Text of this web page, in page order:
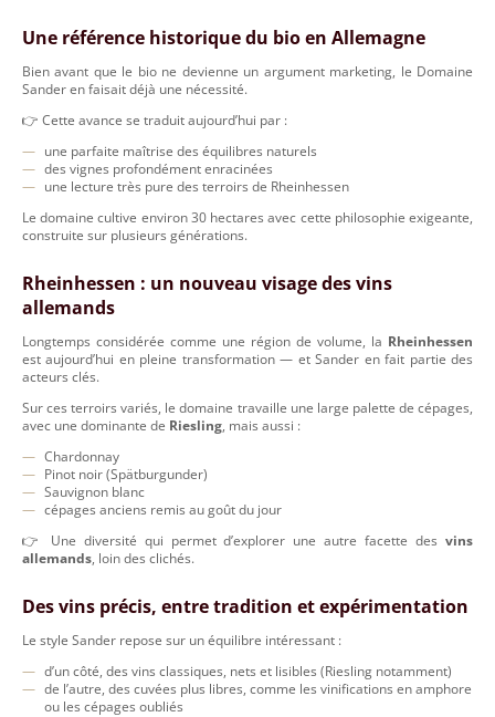
Une référence historique du bio en Allemagne
Bien avant que le bio ne devienne un argument marketing, le Domaine
Sander en faisait déjà une nécessité.
👉 Cette avance se traduit aujourd’hui par :
une parfaite maîtrise des équilibres naturels
des vignes profondément enracinées
une lecture très pure des terroirs de Rheinhessen
Le domaine cultive environ 30 hectares avec cette philosophie exigeante,
construite sur plusieurs générations.
Rheinhessen : un nouveau visage des vins
allemands
Longtemps considérée comme une région de volume, la Rheinhessen
est aujourd’hui en pleine transformation — et Sander en fait partie des
acteurs clés.
Sur ces terroirs variés, le domaine travaille une large palette de cépages,
avec une dominante de Riesling, mais aussi :
Chardonnay
Pinot noir (Spätburgunder)
Sauvignon blanc
cépages anciens remis au goût du jour
👉 Une diversité qui permet d’explorer une autre facette des vins
allemands, loin des clichés.
Des vins précis, entre tradition et expérimentation
Le style Sander repose sur un équilibre intéressant :
d’un côté, des vins classiques, nets et lisibles (Riesling notamment)
de l’autre, des cuvées plus libres, comme les vinifications en amphore
ou les cépages oubliés